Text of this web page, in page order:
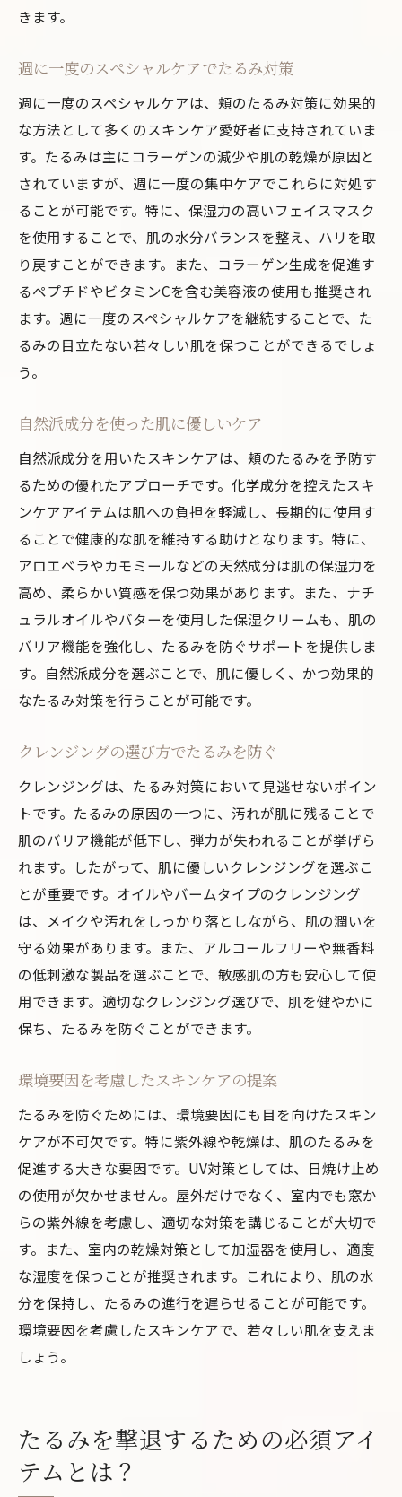
化学成分を避けた商品選びのポイント
食生活を見直してたるみを防ぐ秘訣
コラーゲンを増やす食材の紹介
ビタミン豊富なメニューで肌に栄養を
抗酸化物質を含む食品でたるみ予防
健康的な脂質の摂取で肌を柔らかく
ストレスを食事で和らげる方法
適切な睡眠でたるみを撃退する方法
理想的な睡眠時間と肌への影響
昼間の活動が夜の睡眠に与える影響
快眠を促す生活習慣の見直し
ビタミンとたるみの関係性を徹底解説
ビタミンCが肌に与える効果
ビタミンEと抗酸化力の秘密
ビタミンAの肌再生効果を活かす
マルチビタミンで総合的なたるみケア
ビタミンB群と肌の健康維持
栄養素の相乗効果で若々しい肌を保つ
日常生活の見直しでたるみを改善
ストレス管理が肌に与える影響
運動習慣で血行促進とたるみ防止
正しい姿勢で顔のたるみを防ぐ
日常の小さな習慣が肌に与える効果
環境要因を考慮した生活空間の調整
マインドフルネスで心と肌の健康を保つ
きます。
週に一度のスペシャルケアでたるみ対策
週に一度のスペシャルケアは、頬のたるみ対策に効果的
な方法として多くのスキンケア愛好者に支持されていま
す。たるみは主にコラーゲンの減少や肌の乾燥が原因と
されていますが、週に一度の集中ケアでこれらに対処す
ることが可能です。特に、保湿力の高いフェイスマスク
を使用することで、肌の水分バランスを整え、ハリを取
り戻すことができます。また、コラーゲン生成を促進す
るペプチドやビタミンCを含む美容液の使用も推奨され
ます。週に一度のスペシャルケアを継続することで、た
るみの目立たない若々しい肌を保つことができるでしょ
う。
自然派成分を使った肌に優しいケア
自然派成分を用いたスキンケアは、頬のたるみを予防す
るための優れたアプローチです。化学成分を控えたスキ
ンケアアイテムは肌への負担を軽減し、長期的に使用す
ることで健康的な肌を維持する助けとなります。特に、
アロエベラやカモミールなどの天然成分は肌の保湿力を
高め、柔らかい質感を保つ効果があります。また、ナチ
ュラルオイルやバターを使用した保湿クリームも、肌の
バリア機能を強化し、たるみを防ぐサポートを提供しま
す。自然派成分を選ぶことで、肌に優しく、かつ効果的
なたるみ対策を行うことが可能です。
クレンジングの選び方でたるみを防ぐ
クレンジングは、たるみ対策において見逃せないポイン
トです。たるみの原因の一つに、汚れが肌に残ることで
肌のバリア機能が低下し、弾力が失われることが挙げら
れます。したがって、肌に優しいクレンジングを選ぶこ
とが重要です。オイルやバームタイプのクレンジング
は、メイクや汚れをしっかり落としながら、肌の潤いを
守る効果があります。また、アルコールフリーや無香料
の低刺激な製品を選ぶことで、敏感肌の方も安心して使
用できます。適切なクレンジング選びで、肌を健やかに
保ち、たるみを防ぐことができます。
環境要因を考慮したスキンケアの提案
たるみを防ぐためには、環境要因にも目を向けたスキン
ケアが不可欠です。特に紫外線や乾燥は、肌のたるみを
促進する大きな要因です。UV対策としては、日焼け止め
の使用が欠かせません。屋外だけでなく、室内でも窓か
らの紫外線を考慮し、適切な対策を講じることが大切で
す。また、室内の乾燥対策として加湿器を使用し、適度
な湿度を保つことが推奨されます。これにより、肌の水
分を保持し、たるみの進行を遅らせることが可能です。
環境要因を考慮したスキンケアで、若々しい肌を支えま
しょう。
たるみを撃退するための必須アイ
テムとは？